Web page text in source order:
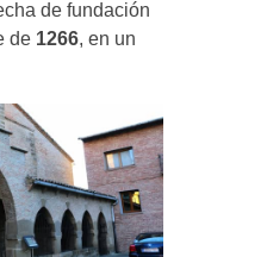
de fundación
de 1266, en un